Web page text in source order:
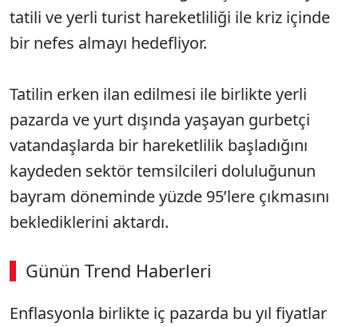
tatili ve yerli turist hareketliliği ile kriz içinde
bir nefes almayı hedefliyor.
Tatilin erken ilan edilmesi ile birlikte yerli
pazarda ve yurt dışında yaşayan gurbetçi
vatandaşlarda bir hareketlilik başladığını
kaydeden sektör temsilcileri doluluğunun
bayram döneminde yüzde 95’lere çıkmasını
beklediklerini aktardı.
Günün Trend Haberleri
00:02 / 09:08
Sesi Aç
Enflasyonla birlikte iç pazarda bu yıl fiyatlar